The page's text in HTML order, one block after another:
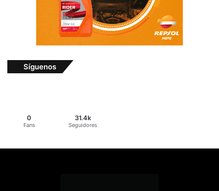
Síguenos
0
Fans
31.4k
Seguidores